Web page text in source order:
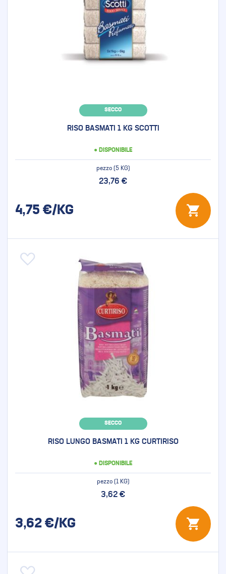
SECCO
RISO BASMATI 1 KG SCOTTI
● DISPONIBILE
pezzo (5 KG)
23,76 €
4,75 €/KG
SECCO
RISO LUNGO BASMATI 1 KG CURTIRISO
● DISPONIBILE
pezzo (1 KG)
3,62 €
3,62 €/KG